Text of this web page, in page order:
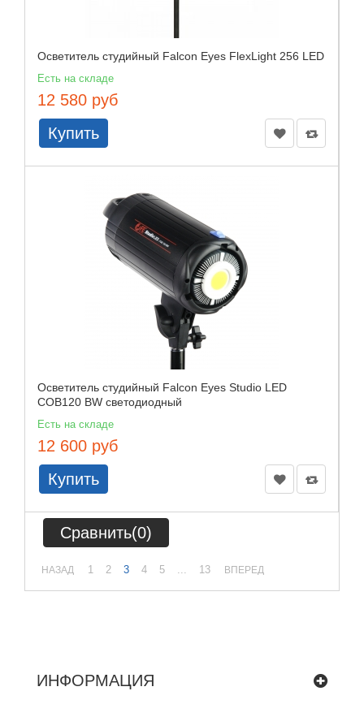
Осветитель студийный Falcon Eyes FlexLight 256 LED
Есть на складе
12 580 руб
Купить
Осветитель студийный Falcon Eyes Studio LED
COB120 BW светодиодный
Есть на складе
12 600 руб
Купить
Сравнить(0)
НАЗАД 1 2 3 4 5 ... 13 ВПЕРЕД
ИНФОРМАЦИЯ